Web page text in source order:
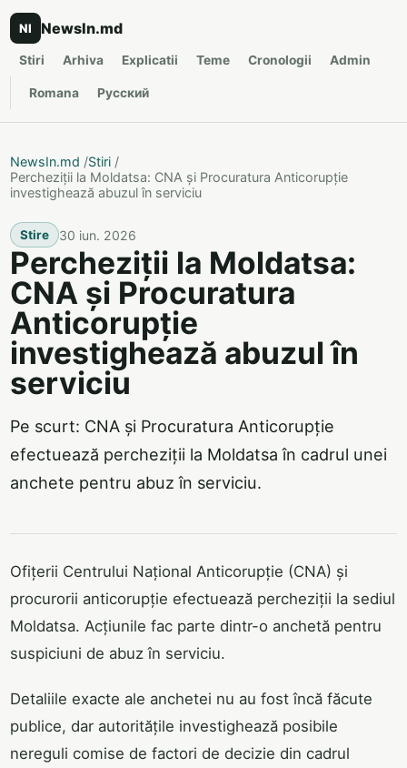
NI NewsIn.md
Stiri Arhiva Explicatii Teme Cronologii Admin
Romana Русский
NewsIn.md /Stiri /
Percheziții la Moldatsa: CNA și Procuratura Anticorupție
investighează abuzul în serviciu
Stire 30 iun. 2026
Percheziții la Moldatsa:
CNA și Procuratura
Anticorupție
investighează abuzul în
serviciu
Pe scurt: CNA și Procuratura Anticorupție
efectuează percheziții la Moldatsa în cadrul unei
anchete pentru abuz în serviciu.
Ofițerii Centrului Național Anticorupție (CNA) și
procurorii anticorupție efectuează percheziții la sediul
Moldatsa. Acțiunile fac parte dintr-o anchetă pentru
suspiciuni de abuz în serviciu.
Detaliile exacte ale anchetei nu au fost încă făcute
publice, dar autoritățile investighează posibile
nereguli comise de factori de decizie din cadrul